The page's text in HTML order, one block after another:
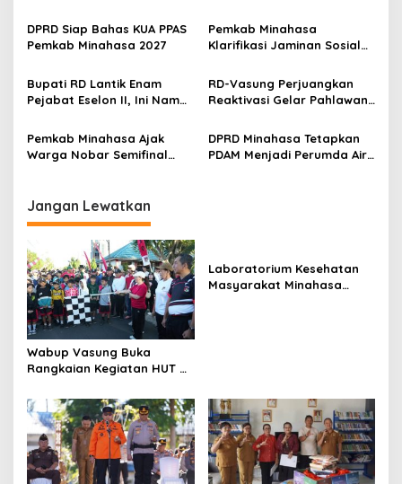
i
p
s
Minahasa
DPRD Siap Bahas KUA PPAS
Pemkab Minahasa 2027
Pemkab Minahasa
Klarifikasi Jaminan Sosial
Dijamin, Implementasi
Berproses
Bupati RD Lantik Enam
Pejabat Eselon II, Ini Nama-
RD-Vasung Perjuangkan
Reaktivasi Gelar Pahlawan
Kemensos
Pemkab Minahasa Ajak
Warga Nobar Semifinal
DPRD Minahasa Tetapkan
PDAM Menjadi Perumda Air
Jangan Lewatkan
Wabup Vasung Buka
Rangkaian Kegiatan HUT RI
Tompaso Raya
Laboratorium Kesehatan
Masyarakat Minahasa